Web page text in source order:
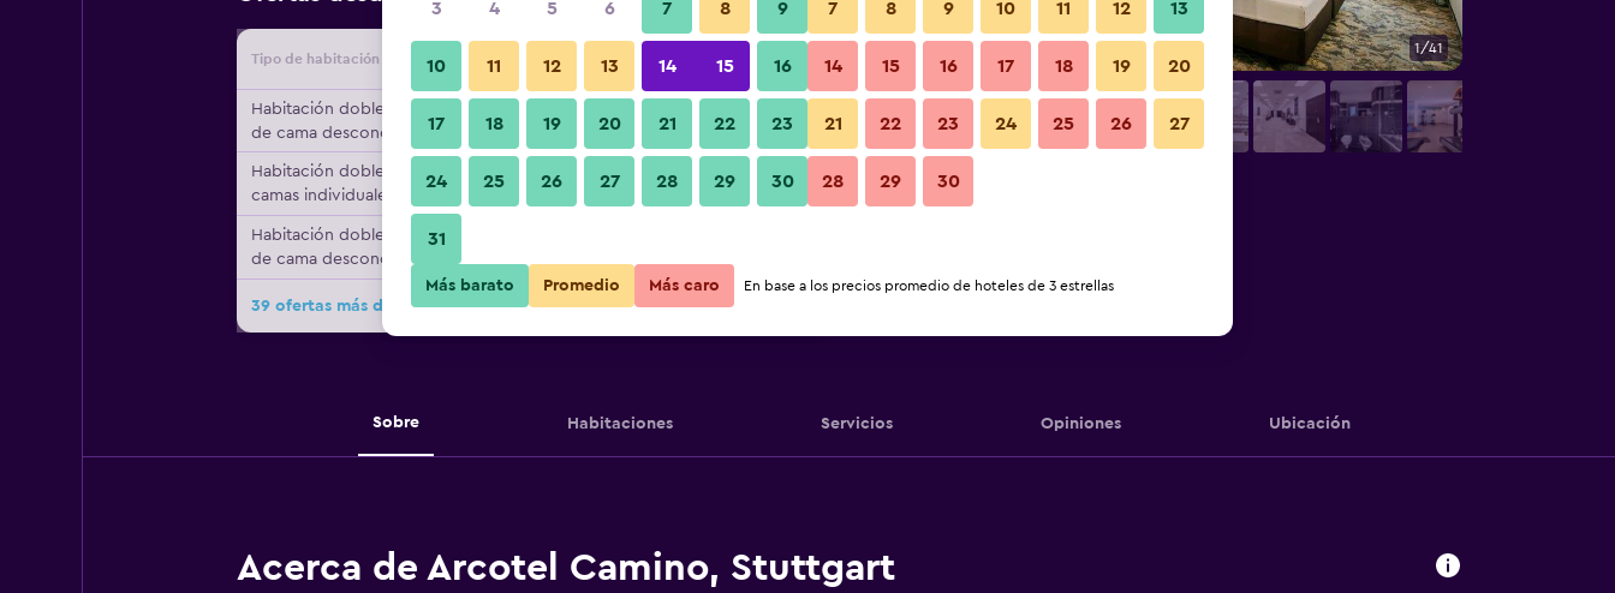
Tipo de habitación Proveedor Total noche
Habitación doble, tipo
de cama desconocido
$48 Ver oferta
Habitación doble, 2
camas individuales
$71 Ver oferta
Habitación doble, tipo
de cama desconocido
39 ofertas más de Arcotel Camino
Habitación 1/41
Fotos
Sobre Habitaciones Servicios Opiniones Ubicación
Acerca de Arcotel Camino, Stuttgart
3 4 5 6 7 8 9
10 11 12 13 14 15 16
17 18 19 20 21 22 23
24 25 26 27 28 29 30
31
7 8 9 10 11 12 13
14 15 16 17 18 19 20
21 22 23 24 25 26 27
28 29 30
Más barato Promedio Más caro En base a los precios promedio de hoteles de 3 estrellas